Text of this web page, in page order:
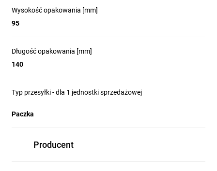
Aparaty są w pełni zgodne z obowiązującymi normami
świecie - certyfikaty morskie, UL, itp.
Elastyczność
Bardzo duża ilość dostępnych akcesoriów pozwala na
Dodatkowe styki pomocnicze są odporne na zapylenie i trudne
warunki pracy
W standardzie oferta dostosowana do wymagań rynku
elektrycznych urządzeń gospodarstwa domowego oraz HVAC
Wysokość opakowania [mm]
95
Długość opakowania [mm]
140
Typ przesyłki - dla 1 jednostki sprzedażowej
Paczka
Producent